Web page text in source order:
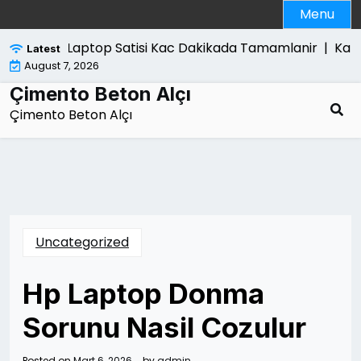
to
content
Menu
LatestLaptop Satisi Kac Dakikada Tamamlanir |
August 7, 2026
Çimento Beton Alçı
Çimento Beton Alçı
Uncategorized
Hp Laptop Donma
Sorunu Nasil Cozulur